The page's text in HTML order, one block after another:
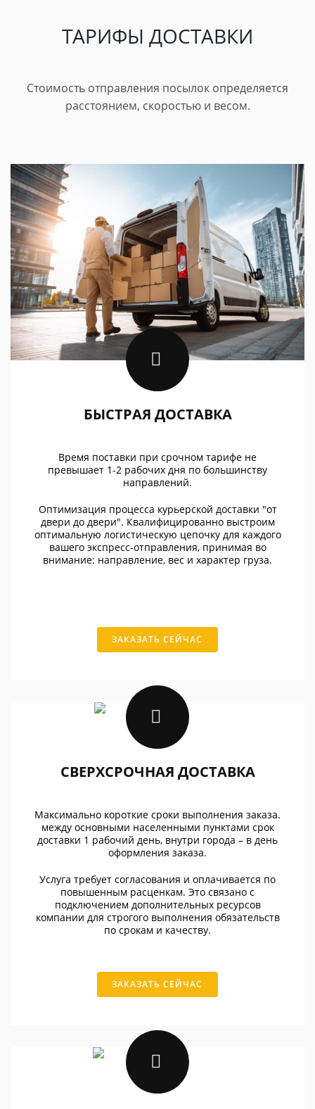
ТАРИФЫ ДОСТАВКИ
Стоимость отправления посылок определяется
расстоянием, скоростью и весом.
БЫСТРАЯ ДОСТАВКА
Время поставки при срочном тарифе не
превышает 1-2 рабочих дня по большинству
направлений.
Оптимизация процесса курьерской доставки "от
двери до двери". Квалифицированно выстроим
оптимальную логистическую цепочку для каждого
вашего экспресс-отправления, принимая во
внимание: направление, вес и характер груза.
ЗАКАЗАТЬ СЕЙЧАС
СВЕРХСРОЧНАЯ ДОСТАВКА
Максимально короткие сроки выполнения заказа.
между основными населенными пунктами срок
доставки 1 рабочий день, внутри города – в день
оформления заказа.
Услуга требует согласования и оплачивается по
повышенным расценкам. Это связано с
подключением дополнительных ресурсов
компании для строгого выполнения обязательств
по срокам и качеству.
ЗАКАЗАТЬ СЕЙЧАС